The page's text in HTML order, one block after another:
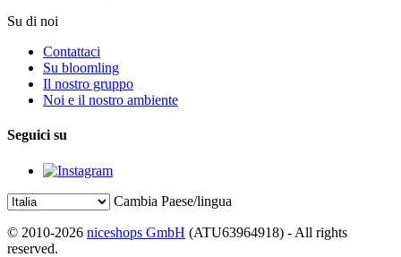
Su di noi
Contattaci
Su bloomling
Il nostro gruppo
Noi e il nostro ambiente
Seguici su
Cambia Paese/lingua
© 2010-2026 niceshops GmbH (ATU63964918) - All rights
reserved.